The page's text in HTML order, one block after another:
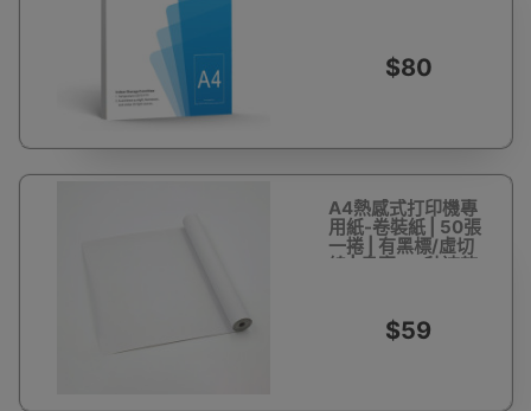
$80
A4熱感式打印機專
用紙-卷裝紙 | 50張
一捲 | 有黑標/虛切
線 | 書寫1-3秒速乾
$59